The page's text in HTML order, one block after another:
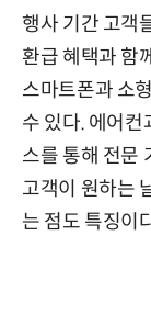
행사 기간 고객
환급 혜택과 함
스마트폰과 소
수 있다. 에어컨
스를 통해 전문
고객이 원하는
는 점도 특징이